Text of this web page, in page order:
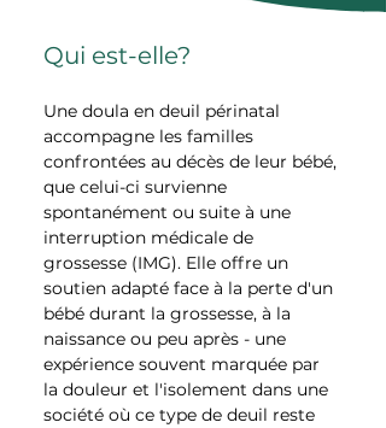
Qui est-elle?
Une doula en deuil périnatal
accompagne les familles
confrontées au décès de leur bébé,
que celui-ci survienne
spontanément ou suite à une
interruption médicale de
grossesse (IMG). Elle offre un
soutien adapté face à la perte d'un
bébé durant la grossesse, à la
naissance ou peu après - une
expérience souvent marquée par
la douleur et l'isolement dans une
société où ce type de deuil reste